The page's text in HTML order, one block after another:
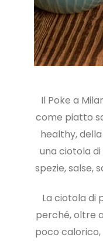
Il Poke a
come piatto
healthy,
una ciotola
spezie, salse,
La ciotola di
perché, oltre
poco